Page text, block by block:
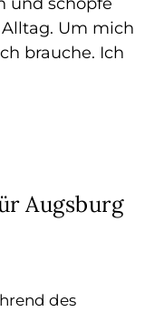
Um mich
brauche. Ich
Augsburg
des